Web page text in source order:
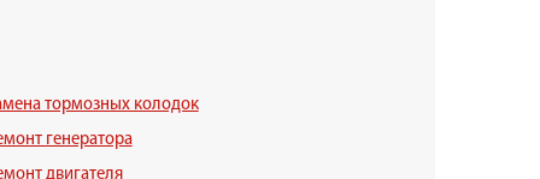
тормозных колодок
генератора
двигателя